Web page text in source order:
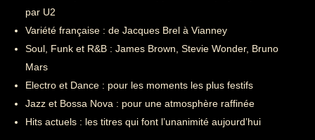
par U2
Variété française : de Jacques Brel à Vianney
Soul, Funk et R&B : James Brown, Stevie Wonder, Bruno
Mars
Electro et Dance : pour les moments les plus festifs
Jazz et Bossa Nova : pour une atmosphère raffinée
Hits actuels : les titres qui font l’unanimité aujourd’hui